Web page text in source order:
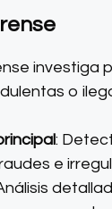
investiga
o
:
e